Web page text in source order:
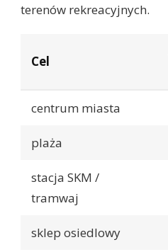
terenów rekreacyjnych.
Cel
centrum miasta
plaża
stacja SKM /
tramwaj
sklep osiedlowy